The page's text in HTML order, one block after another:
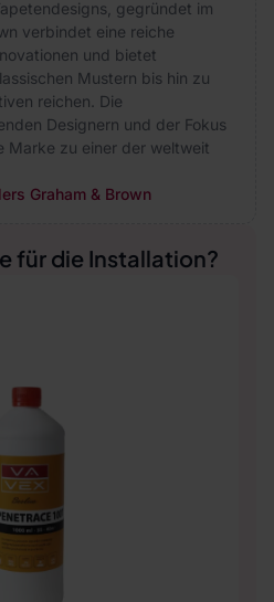
gegründet im
verbindet eine reiche
und bietet
Mustern bis hin zu
reichen. Die
Designern und der Fokus
Marke zu einer der weltweit
Graham & Brown
für die Installation?